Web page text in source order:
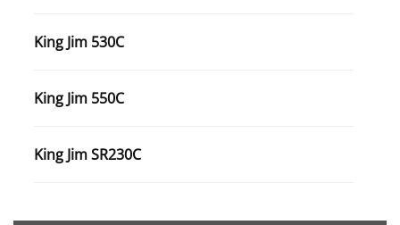
King Jim 530C
King Jim 550C
King Jim SR230C